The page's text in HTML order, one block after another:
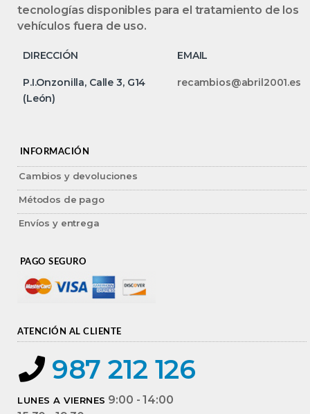
tecnologías disponibles para el tratamiento de los
vehículos fuera de uso.
DIRECCIÓN EMAIL
P.I.Onzonilla, Calle 3, G14
(León)
recambios@abril2001.es
INFORMACIÓN
Cambios y devoluciones
Métodos de pago
Envíos y entrega
PAGO SEGURO
ATENCIÓN AL CLIENTE
987 212 126
LUNES A VIERNES 9:00 - 14:00